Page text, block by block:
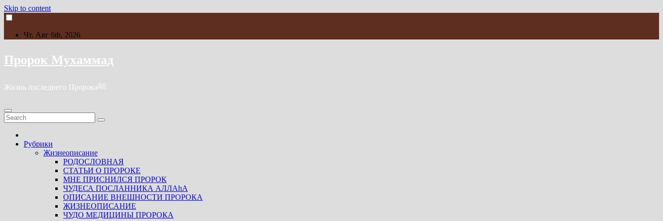
Skip to content
Чт. Авг 6th, 2026
Пророк Мухаммад
Жизнь последнего Пророкаﷺ
Рубрики
Жизнеописание
РОДОСЛОВНАЯ
СТАТЬИ О ПРОРОКЕ
МНЕ ПРИСНИЛСЯ ПРОРОК
ЧУДЕСА ПОСЛАННИКА АЛЛАhА
ОПИСАНИЕ ВНЕШНОСТИ ПРОРОКА
ЖИЗНЕОПИСАНИЕ
ЧУДО МЕДИЦИНЫ ПРОРОКА